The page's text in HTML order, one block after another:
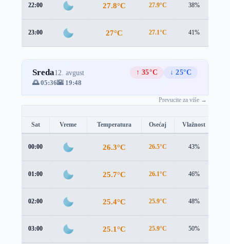
22:00 27.8°C 27.9°C 38%
23:00 27°C 27.1°C 41%
Sreda12. avgust ↑ 35°C
↓ 25°C
🌅 05:36🌇 19:48
Prevucite za više →
Sat Vreme Temperatura Osećaj Vlažnost
00:00 26.3°C 26.5°C 43%
01:00 25.7°C 26.1°C 46%
02:00 25.4°C 25.9°C 48%
03:00 25.1°C 25.9°C 50%